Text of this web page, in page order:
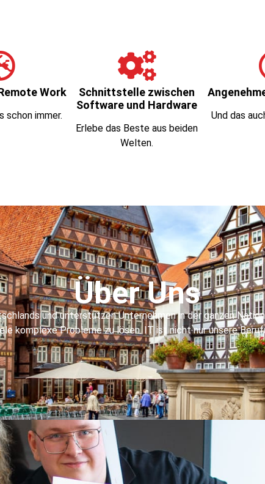
Work
schon immer.
Schnittstelle zwischen
Software und Hardware
Erlebe das Beste aus beiden
Welten.
Und das
Über Uns
und unterstützen Unternehmen in der ganzen
komplexe Probleme zu lösen. IT ist nicht nur unsere